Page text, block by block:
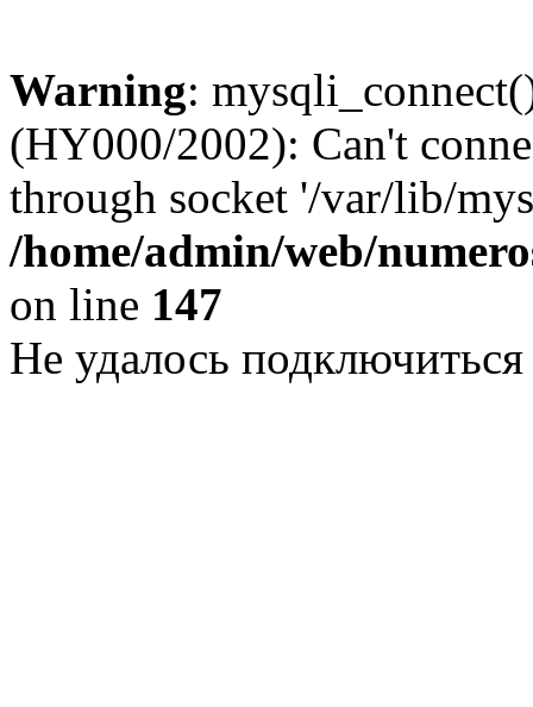
Warning:
(HY000/2002): Can't
through socket '/var/lib/
/home/admin/web/
on line 147
Не удалось